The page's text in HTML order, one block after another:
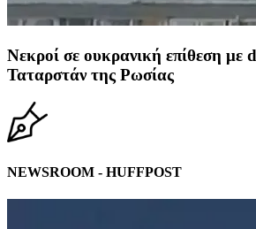
Νεκροί σε ουκρανική επίθεση με
Ταταρστάν της Ρωσίας
NEWSROOM - HUFFPOST